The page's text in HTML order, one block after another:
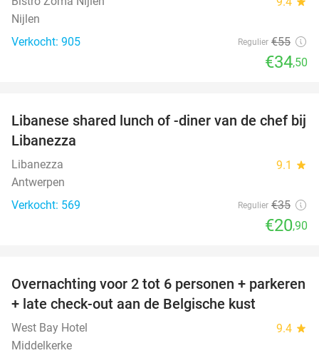
Nijlen
Verkocht: 905
Regulier €55
€34,50
40%
Libanese shared lunch of -diner van de chef bij
Libanezza
Libanezza 9.1 star
Antwerpen
Verkocht: 569
Regulier €35
€20,90
40%
Overnachting voor 2 tot 6 personen + parkeren
+ late check-out aan de Belgische kust
West Bay Hotel 9.4 star
Middelkerke